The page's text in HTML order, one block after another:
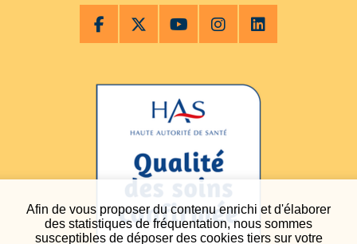
Afin de vous proposer du contenu enrichi et d'élaborer
des statistiques de fréquentation, nous sommes
susceptibles de déposer des cookies tiers sur votre